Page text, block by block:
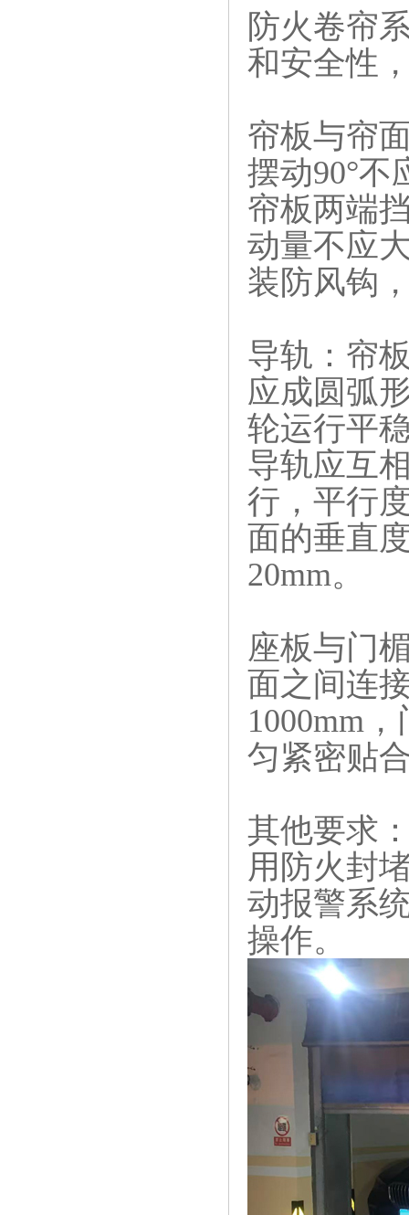
防火卷帘
和安全性
帘板与帘
摆动90°
帘板两端
动量不应
装防风钩
导轨‌：帘
应成圆弧
轮运行平
导轨应互
行，平行
面的垂直
20mm。
座板与门
面之间连
1000mm
匀紧密贴
其他要求‌
用防火封
动报警系
操作。